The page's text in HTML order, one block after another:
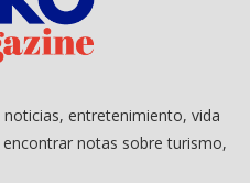
entretenimiento, vida
notas sobre turismo,